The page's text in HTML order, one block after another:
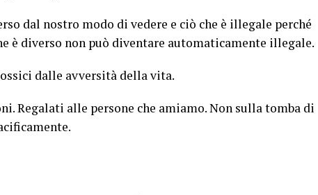
dal nostro modo di vedere e ciò che è illegale perché
è diverso non può diventare automaticamente illegale.
dalle avversità della vita.
Regalati alle persone che amiamo. Non sulla tomba di